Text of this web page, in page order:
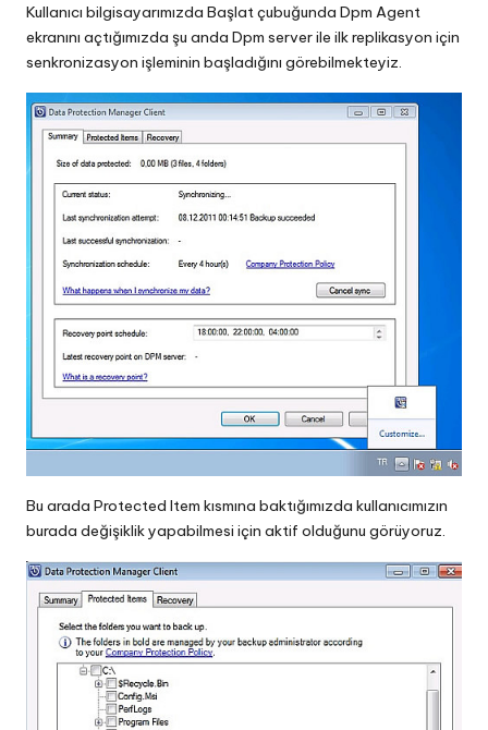
Kullanıcı bilgisayarımızda Başlat çubuğunda Dpm Agent
ekranını açtığımızda şu anda Dpm server ile ilk replikasyon için
senkronizasyon işleminin başladığını görebilmekteyiz.
Bu arada Protected Item kısmına baktığımızda kullanıcımızın
burada değişiklik yapabilmesi için aktif olduğunu görüyoruz.